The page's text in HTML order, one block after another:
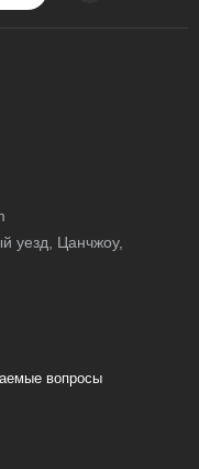
уезд, Цанчжоу,
вопросы